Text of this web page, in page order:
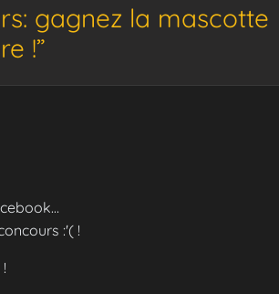
gagnez la mascotte
!”
:'( !